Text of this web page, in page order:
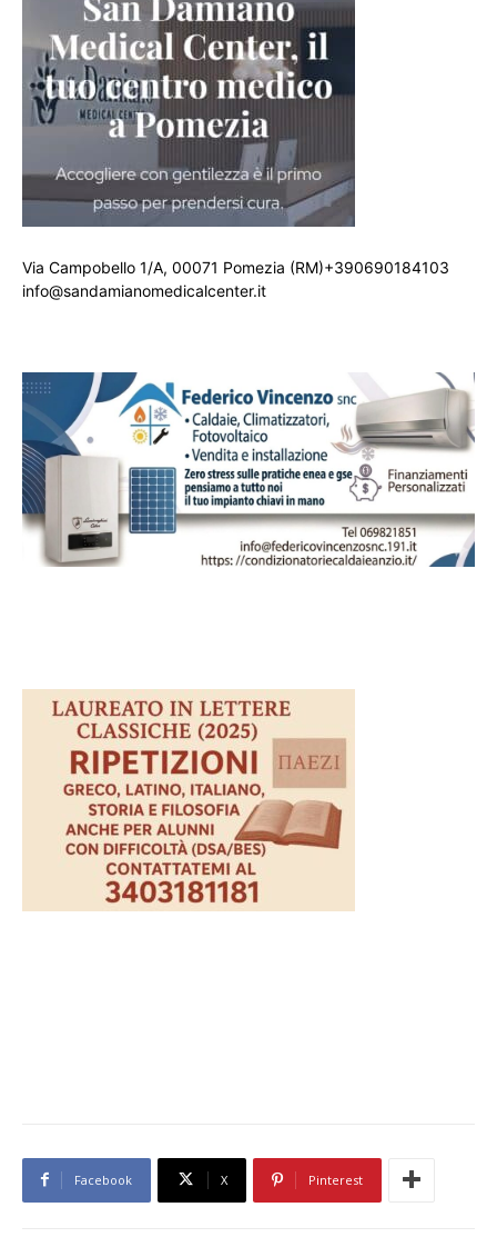
Via Campobello 1/A, 00071 Pomezia (RM)+390690184103
info@sandamianomedicalcenter.it
Facebook X Pinterest